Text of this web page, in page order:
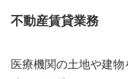
不動産賃貸業務
医療機関の土地や建物